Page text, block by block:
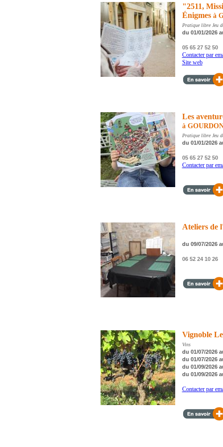
"2511,
Énigmes à
Pratique libre Jeu
du 01/01/2026
05 65 27 52 50
Contacter par
Site web
Les
à
Pratique libre Jeu
du 01/01/2026
05 65 27 52 50
Contacter par
Ateliers de
du 09/07/2026
06 52 24 10 26
Vignoble
Vins
du 01/07/2026
du 01/07/2026
du 01/09/2026
du 01/09/2026
Contacter par